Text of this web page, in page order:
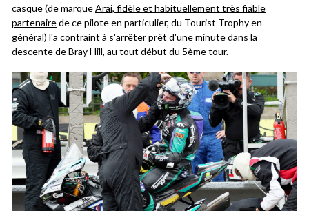
casque (de marqueArai, fidèle et habituellement très fiable
partenairede ce pilote en particulier, du Tourist Trophy en
général) l'a contraint à s'arrêter prêt d'une minute dans la
descente de Bray Hill, au tout début du 5ème tour.